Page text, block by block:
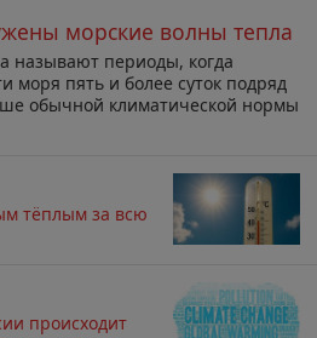
морские волны тепла
называют периоды, когда
моря пять и более суток подряд
обычной климатической нормы
тёплым за всю
происходит